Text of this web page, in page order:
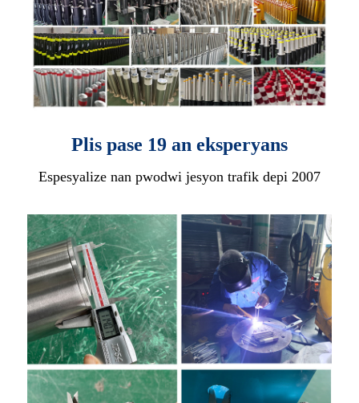
Plis pase 19 an eksperyans
Espesyalize nan pwodwi jesyon trafik depi 2007